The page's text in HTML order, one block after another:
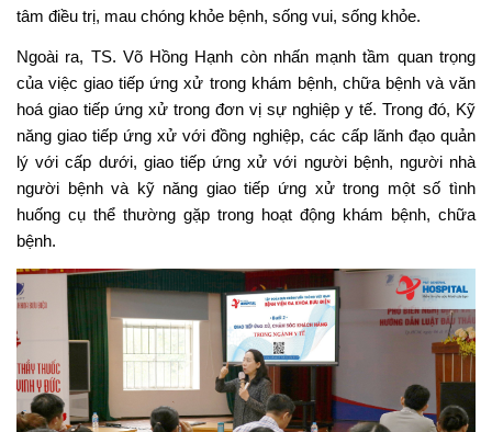
tâm điều trị, mau chóng khỏe bệnh, sống vui, sống khỏe.
Ngoài ra, TS. Võ Hồng Hạnh còn nhấn mạnh tầm quan trọng
của việc giao tiếp ứng xử trong khám bệnh, chữa bệnh và văn
hoá giao tiếp ứng xử trong đơn vị sự nghiệp y tế. Trong đó, Kỹ
năng giao tiếp ứng xử với đồng nghiệp, các cấp lãnh đạo quản
lý với cấp dưới, giao tiếp ứng xử với người bệnh, người nhà
người bệnh và kỹ năng giao tiếp ứng xử trong một số tình
huống cụ thể thường gặp trong hoạt động khám bệnh, chữa
bệnh.